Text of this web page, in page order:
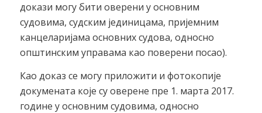
докази могу бити оверени у основним
судовима, судским јединицама, пријемним
канцеларијама основних судова, односно
општинским управама као поверени посао).
Као доказ се могу приложити и фотокопије
докумената које су оверене пре 1. марта 2017.
године у основним судовима, односно